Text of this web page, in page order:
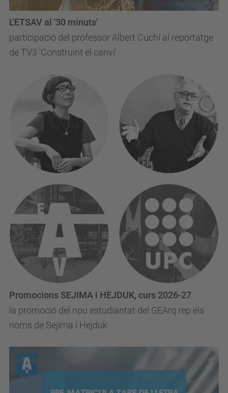
participació del professor Albert Cuchí al reportatge
de TV3 'Construint el canvi'
L'ETSAV al '30 minuts'
la promoció del nou estudiantat del GEArq rep els
noms de Sejima i Hejduk
Promocions SEJIMA i HEJDUK, curs 2026-27